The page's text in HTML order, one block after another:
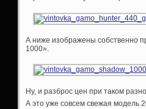
А ниже изображены собственно
1000».
Ну, и разброс цен при таком
А это уже совсем свежая модель